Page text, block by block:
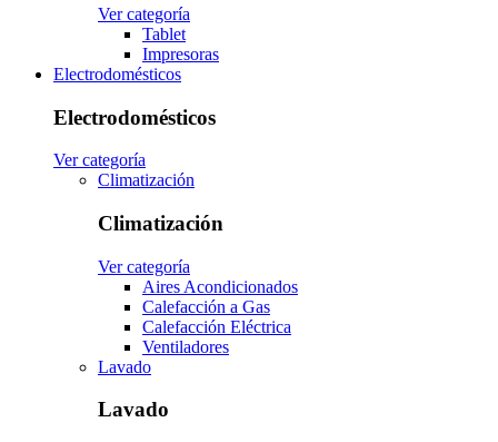
Ver categoría
Tablet
Impresoras
Electrodomésticos
Electrodomésticos
Ver categoría
Climatización
Climatización
Ver categoría
Aires Acondicionados
Calefacción a Gas
Calefacción Eléctrica
Ventiladores
Lavado
Lavado